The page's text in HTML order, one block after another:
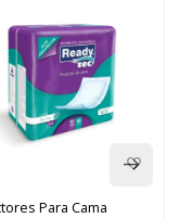
Indasec Maxi